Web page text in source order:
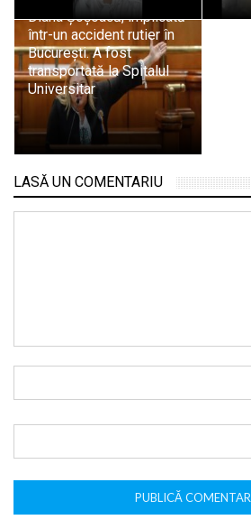
Diana Șoșoacă, implicată
într-un accident rutier în
București. A fost
transportată la Spitalul
Universitar
LASĂ UN COMENTARIU